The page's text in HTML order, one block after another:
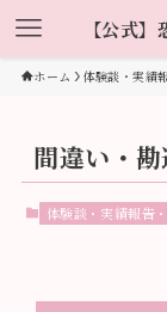
【公式
ホーム 体験談・実績
間違い・
体験談・実績報告